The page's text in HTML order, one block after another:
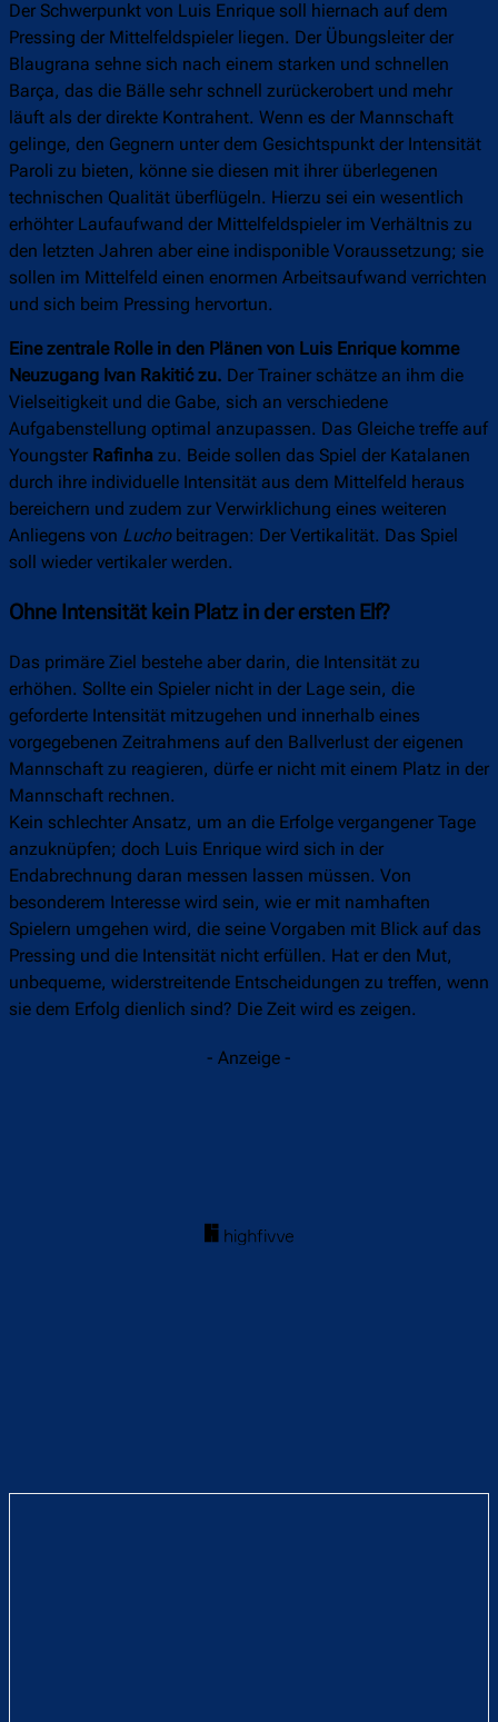
Der Schwerpunkt von Luis Enrique soll hiernach auf dem
Pressing der Mittelfeldspieler liegen. Der Übungsleiter der
Blaugrana sehne sich nach einem starken und schnellen
Barça, das die Bälle sehr schnell zurückerobert und mehr
läuft als der direkte Kontrahent. Wenn es der Mannschaft
gelinge, den Gegnern unter dem Gesichtspunkt der Intensität
Paroli zu bieten, könne sie diesen mit ihrer überlegenen
technischen Qualität überflügeln. Hierzu sei ein wesentlich
erhöhter Laufaufwand der Mittelfeldspieler im Verhältnis zu
den letzten Jahren aber eine indisponible Voraussetzung; sie
sollen im Mittelfeld einen enormen Arbeitsaufwand verrichten
und sich beim Pressing hervortun.
Eine zentrale Rolle in den Plänen von Luis Enrique komme
Neuzugang Ivan Rakitić zu. Der Trainer schätze an ihm die
Vielseitigkeit und die Gabe, sich an verschiedene
Aufgabenstellung optimal anzupassen. Das Gleiche treffe auf
Youngster Rafinha zu. Beide sollen das Spiel der Katalanen
durch ihre individuelle Intensität aus dem Mittelfeld heraus
bereichern und zudem zur Verwirklichung eines weiteren
Anliegens von Luchobeitragen: Der Vertikalität. Das Spiel
soll wieder vertikaler werden.
Ohne Intensität kein Platz in der ersten Elf?
Das primäre Ziel bestehe aber darin, die Intensität zu
erhöhen. Sollte ein Spieler nicht in der Lage sein, die
geforderte Intensität mitzugehen und innerhalb eines
vorgegebenen Zeitrahmens auf den Ballverlust der eigenen
Mannschaft zu reagieren, dürfe er nicht mit einem Platz in der
Mannschaft rechnen.
Kein schlechter Ansatz, um an die Erfolge vergangener Tage
anzuknüpfen; doch Luis Enrique wird sich in der
Endabrechnung daran messen lassen müssen. Von
besonderem Interesse wird sein, wie er mit namhaften
Spielern umgehen wird, die seine Vorgaben mit Blick auf das
Pressing und die Intensität nicht erfüllen. Hat er den Mut,
unbequeme, widerstreitende Entscheidungen zu treffen, wenn
sie dem Erfolg dienlich sind? Die Zeit wird es zeigen.
- Anzeige -